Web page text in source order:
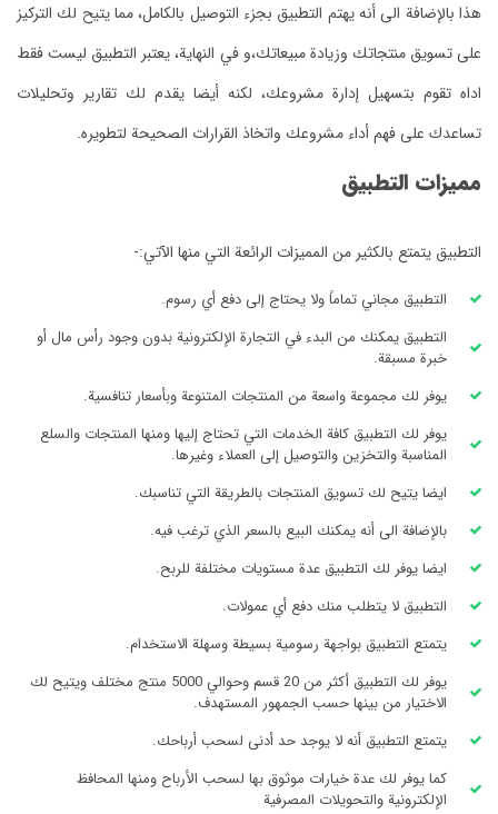
هذا بالإضافة الى أنه يهتم التطبيق بجزء التوصيل بالكامل، مما يتيح لك التركيز
على تسويق منتجاتك وزيادة مبيعاتك،و في النهاية، يعتبر التطبيق ليست فقط
اداه تقوم بتسهيل إدارة مشروعك، لكنه أيضا يقدم لك تقارير وتحليلات
تساعدك على فهم أداء مشروعك واتخاذ القرارات الصحيحة لتطويره.
مميزات التطبيق
التطبيق يتمتع بالكثير من المميزات الرائعة التي منها الآتي:-
التطبيق مجاني تماماً ولا يحتاج إلى دفع أي رسوم.
التطبيق يمكنك من البدء في التجارة الإلكترونية بدون وجود رأس مال أو
خبرة مسبقة.
يوفر لك مجموعة واسعة من المنتجات المتنوعة وبأسعار تنافسية.
يوفر لك التطبيق كافة الخدمات التي تحتاج إليها ومنها المنتجات والسلع
المناسبة والتخزين والتوصيل إلى العملاء وغيرها.
ايضا يتيح لك تسويق المنتجات بالطريقة التي تناسبك.
بالإضافة الى أنه يمكنك البيع بالسعر الذي ترغب فيه.
ايضا يوفر لك التطبيق عدة مستويات مختلفة للربح.
التطبيق لا يتطلب منك دفع أي عمولات.
يتمتع التطبيق بواجهة رسومية بسيطة وسهلة الاستخدام.
يوفر لك التطبيق أكثر من 20 قسم وحوالي 5000 منتج مختلف ويتيح لك
الاختيار من بينها حسب الجمهور المستهدف.
يتمتع التطبيق أنه لا يوجد حد أدنى لسحب أرباحك.
كما يوفر لك عدة خيارات موثوق بها لسحب الأرباح ومنها المحافظ
الإلكترونية والتحويلات المصرفية